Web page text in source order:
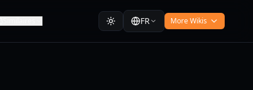
FR More Wikis